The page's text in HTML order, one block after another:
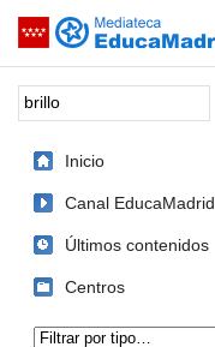
Saltar navegación
Palabra o frase:
Inicio
Canal EducaMadrid
Últimos contenidos
Centros